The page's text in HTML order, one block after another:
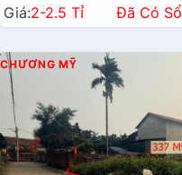
Giá:2-2.5 Tỉ Đã Có Sổ
CHƯƠNG MỸ